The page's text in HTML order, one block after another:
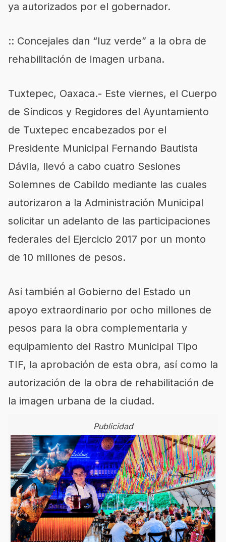
ya autorizados por el gobernador.
:: Concejales dan “luz verde” a la obra de
rehabilitación de imagen urbana.
Tuxtepec, Oaxaca.- Este viernes, el Cuerpo
de Síndicos y Regidores del Ayuntamiento
de Tuxtepec encabezados por el
Presidente Municipal Fernando Bautista
Dávila, llevó a cabo cuatro Sesiones
Solemnes de Cabildo mediante las cuales
autorizaron a la Administración Municipal
solicitar un adelanto de las participaciones
federales del Ejercicio 2017 por un monto
de 10 millones de pesos.
Así también al Gobierno del Estado un
apoyo extraordinario por ocho millones de
pesos para la obra complementaria y
equipamiento del Rastro Municipal Tipo
TIF, la aprobación de esta obra, así como la
autorización de la obra de rehabilitación de
la imagen urbana de la ciudad.
Publicidad